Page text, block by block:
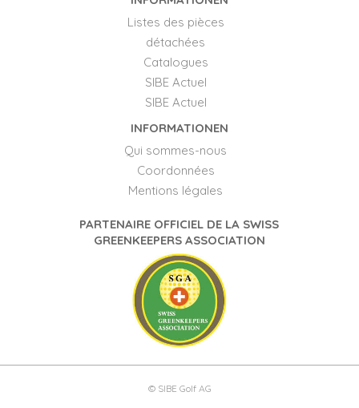
Listes des pièces
détachées
Catalogues
SIBE Actuel
SIBE Actuel
INFORMATIONEN
Qui sommes-nous
Coordonnées
Mentions légales
PARTENAIRE OFFICIEL DE LA SWISS
GREENKEEPERS ASSOCIATION
© SIBE Golf AG